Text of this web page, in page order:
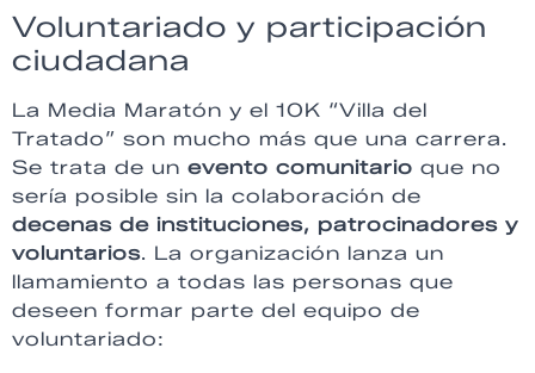
Voluntariado y participación
ciudadana
La Media Maratón y el 10K “Villa del
Tratado” son mucho más que una carrera.
Se trata de un evento comunitario que no
sería posible sin la colaboración de
decenas de instituciones, patrocinadores y
voluntarios. La organización lanza un
llamamiento a todas las personas que
deseen formar parte del equipo de
voluntariado: